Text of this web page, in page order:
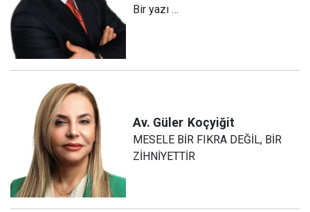
Bir yazı …
Av. Güler Koçyiğit
MESELE BİR FIKRA DEĞİL, BİR
ZİHNİYETTİR